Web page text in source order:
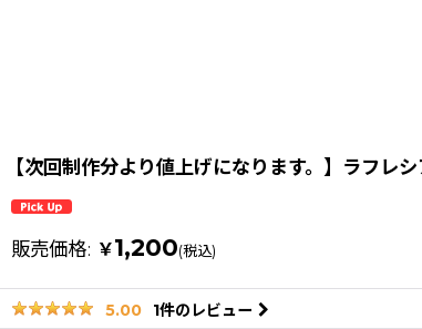
【次回制作分より値上げになります。】ラフレ
販売価格: ￥1,200(税込)
5.00 1件のレビュー